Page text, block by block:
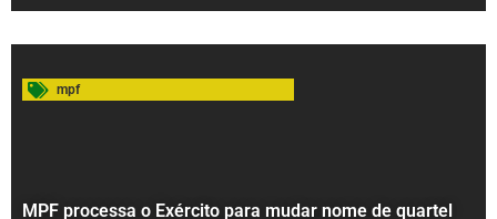
mpf
MPF processa o Exército para mudar nome de quartel